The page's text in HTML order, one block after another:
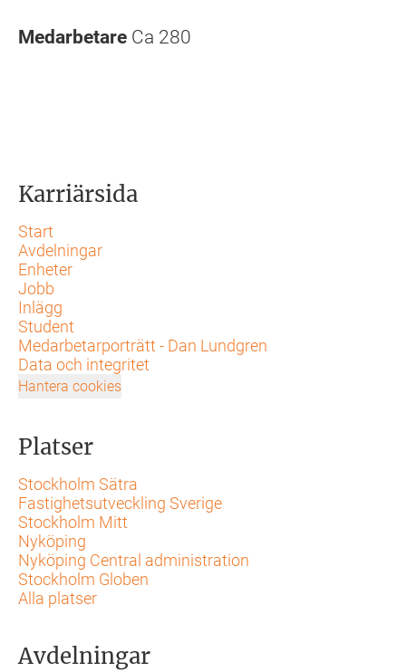
Medarbetare Ca 280
Karriärsida
Start
Avdelningar
Enheter
Jobb
Inlägg
Student
Medarbetarporträtt - Dan Lundgren
Data och integritet
Hantera cookies
Platser
Stockholm Sätra
Fastighetsutveckling Sverige
Stockholm Mitt
Nyköping
Nyköping Central administration
Stockholm Globen
Alla platser
Avdelningar